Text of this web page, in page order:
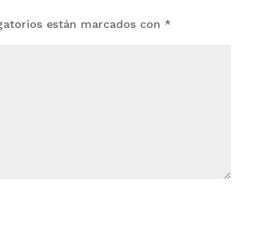
están marcados con*